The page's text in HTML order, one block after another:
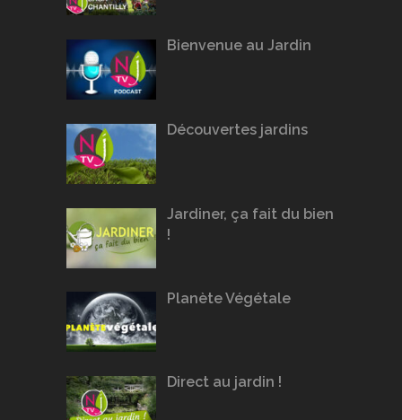
Bienvenue au Jardin
Découvertes jardins
Jardiner, ça fait du bien
!
Planète Végétale
Direct au jardin !